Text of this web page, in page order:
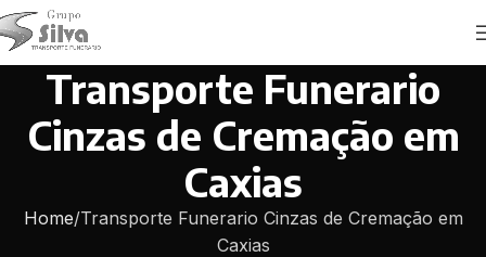
Transporte Funerario
Cinzas de Cremação em
Caxias
Home Transporte Funerario Cinzas de Cremação em
Caxias